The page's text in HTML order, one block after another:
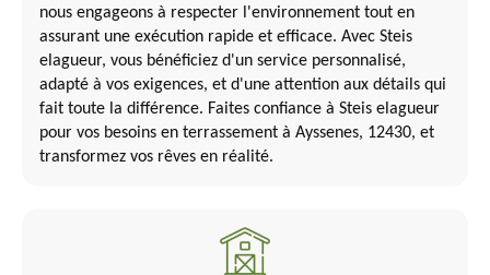
nous engageons à respecter l'environnement tout en
assurant une exécution rapide et efficace. Avec Steis
elagueur, vous bénéficiez d'un service personnalisé,
adapté à vos exigences, et d'une attention aux détails qui
fait toute la différence. Faites confiance à Steis elagueur
pour vos besoins en terrassement à Ayssenes, 12430, et
transformez vos rêves en réalité.